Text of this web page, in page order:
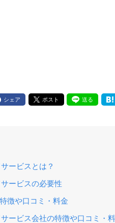
シェア ポスト 送る
ービスとは？
ービスの必要性
徴や口コミ・料金
サービス会社の特徴や口コミ・